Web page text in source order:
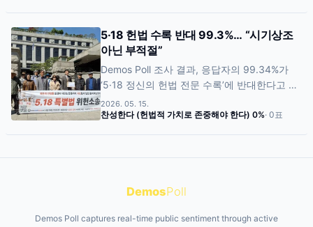
석 자료로 활용될 예정이다.
심왕섭 후보, 무소속 김현태 후보 등이며, 기타 후보·지지 후보 없음·
무응답 항목도 포함된다. Demos Poll은 조사 종료 후 결과 데이터를
선거 이후 공식 발표 자료와 비교 분석 자료로 활용할 예정이라고
밝혔다.
5·18 헌법 수록 반대 99.3%… “시기상조
아닌 부적절”
Demos Poll 조사 결과, 응답자의 99.34%가
‘5·18 정신의 헌법 전문 수록’에 반대한다고 답
했다. 유공자 명단 공개 및 제도 재검토 요구도
98%를 넘으며 현행 운영 방식에 대한 강한 불
흐름을 보여주는 결과로 평가된다.
2026. 05. 15.
찬성한다 (헌법적 가치로 존중해야 한다) 0%· 0표
DemosPoll
Demos Poll captures real-time public sentiment through active